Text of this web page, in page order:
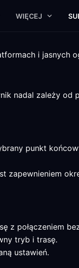
WIĘCEJ
i jasnych
nadal zależy od
punkt
z połączeniem
tryb i trasę.
ustawień.